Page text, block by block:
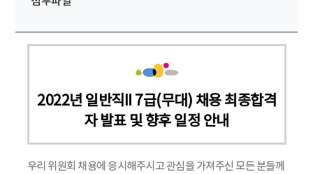
2022년 일반직II 7급(무대) 채용 최종합격
자 발표 및 향후 일정 안내
우리 위원회 채용에 응시해주시고 관심을 가져주신 모든 분들께